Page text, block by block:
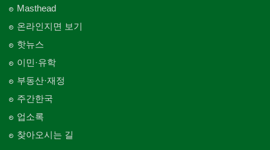
Masthead
온라인지면 보기
핫뉴스
이민·유학
부동산·재정
주간한국
업소록
찾아오시는 길